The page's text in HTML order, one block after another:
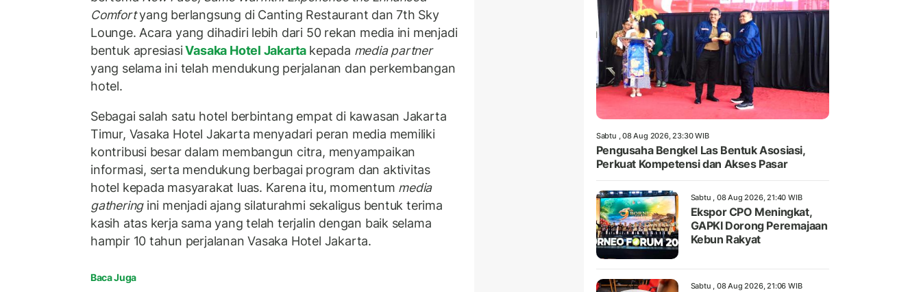
Comfortyang berlangsung di Canting Restaurant dan 7th Sky
Lounge. Acara yang dihadiri lebih dari 50 rekan media ini menjadi
bentuk apresiasiVasaka Hotel Jakarta kepada media partner
yang selama ini telah mendukung perjalanan dan perkembangan
hotel.
Sebagai salah satu hotel berbintang empat di kawasan Jakarta
Timur, Vasaka Hotel Jakarta menyadari peran media memiliki
kontribusi besar dalam membangun citra, menyampaikan
informasi, serta mendukung berbagai program dan aktivitas
hotel kepada masyarakat luas. Karena itu, momentum media
gatheringini menjadi ajang silaturahmi sekaligus bentuk terima
kasih atas kerja sama yang telah terjalin dengan baik selama
hampir 10 tahun perjalanan Vasaka Hotel Jakarta.
Baca Juga
Sabtu , 08 Aug 2026, 23:30 WIB
Pengusaha Bengkel Las Bentuk Asosiasi,
Perkuat Kompetensi dan Akses Pasar
Sabtu , 08 Aug 2026, 21:40 WIB
Ekspor CPO Meningkat,
GAPKI Dorong Peremajaan
Kebun Rakyat
Sabtu , 08 Aug 2026, 21:06 WIB